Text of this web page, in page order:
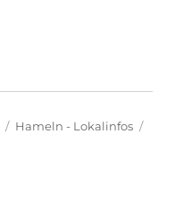
Kategorien
Hameln - Lokalinfos